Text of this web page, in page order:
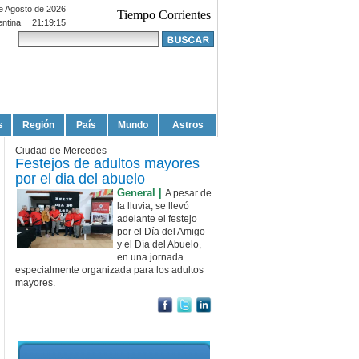
Agosto de 2026
21:19:15
Tiempo Corrientes
Región País Mundo Astros
Ciudad de Mercedes
Festejos de adultos mayores
por el dia del abuelo
General | A pesar de
la lluvia, se llevó
adelante el festejo
por el Día del Amigo
y el Día del Abuelo,
en una jornada
especialmente organizada para los adultos
mayores.